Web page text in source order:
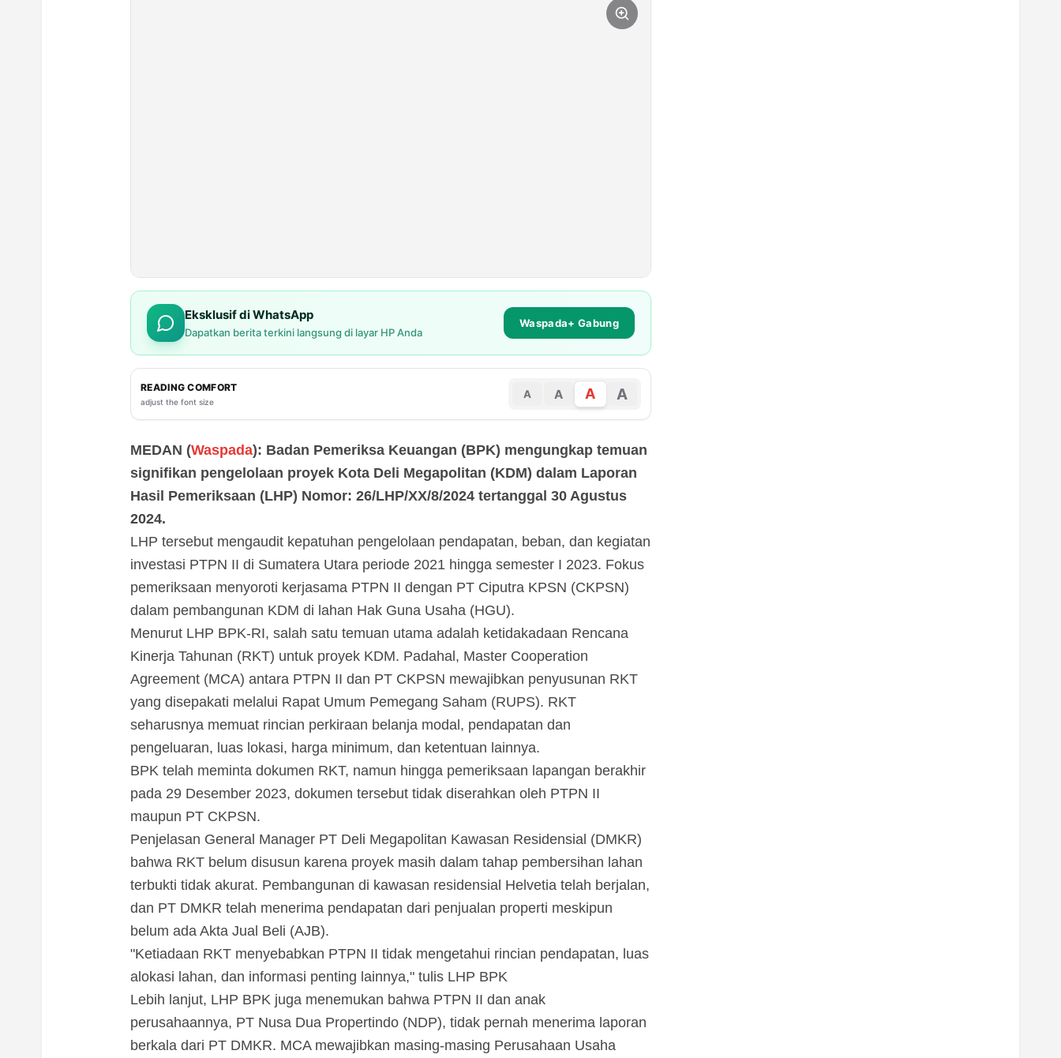
Eksklusif di WhatsApp
Dapatkan berita terkini langsung di layar HP Anda
Waspada+ Gabung
READING COMFORT
adjust the font size
A A A A
MEDAN (Waspada): Badan Pemeriksa Keuangan (BPK) mengungkap temuan
signifikan pengelolaan proyek Kota Deli Megapolitan (KDM) dalam Laporan
Hasil Pemeriksaan (LHP) Nomor: 26/LHP/XX/8/2024 tertanggal 30 Agustus
2024.
LHP tersebut mengaudit kepatuhan pengelolaan pendapatan, beban, dan kegiatan
investasi PTPN II di Sumatera Utara periode 2021 hingga semester I 2023. Fokus
pemeriksaan menyoroti kerjasama PTPN II dengan PT Ciputra KPSN (CKPSN)
dalam pembangunan KDM di lahan Hak Guna Usaha (HGU).
Menurut LHP BPK-RI, salah satu temuan utama adalah ketidakadaan Rencana
Kinerja Tahunan (RKT) untuk proyek KDM. Padahal, Master Cooperation
Agreement (MCA) antara PTPN II dan PT CKPSN mewajibkan penyusunan RKT
yang disepakati melalui Rapat Umum Pemegang Saham (RUPS). RKT
seharusnya memuat rincian perkiraan belanja modal, pendapatan dan
pengeluaran, luas lokasi, harga minimum, dan ketentuan lainnya.
BPK telah meminta dokumen RKT, namun hingga pemeriksaan lapangan berakhir
pada 29 Desember 2023, dokumen tersebut tidak diserahkan oleh PTPN II
maupun PT CKPSN.
Penjelasan General Manager PT Deli Megapolitan Kawasan Residensial (DMKR)
bahwa RKT belum disusun karena proyek masih dalam tahap pembersihan lahan
terbukti tidak akurat. Pembangunan di kawasan residensial Helvetia telah berjalan,
dan PT DMKR telah menerima pendapatan dari penjualan properti meskipun
belum ada Akta Jual Beli (AJB).
"Ketiadaan RKT menyebabkan PTPN II tidak mengetahui rincian pendapatan, luas
alokasi lahan, dan informasi penting lainnya," tulis LHP BPK
Lebih lanjut, LHP BPK juga menemukan bahwa PTPN II dan anak
perusahaannya, PT Nusa Dua Propertindo (NDP), tidak pernah menerima laporan
berkala dari PT DMKR. MCA mewajibkan masing-masing Perusahaan Usaha